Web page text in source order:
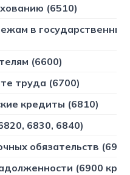
(6510)
в государственные
(6600)
труда (6700)
кредиты (6810)
6830, 6840)
обязательств
(6900